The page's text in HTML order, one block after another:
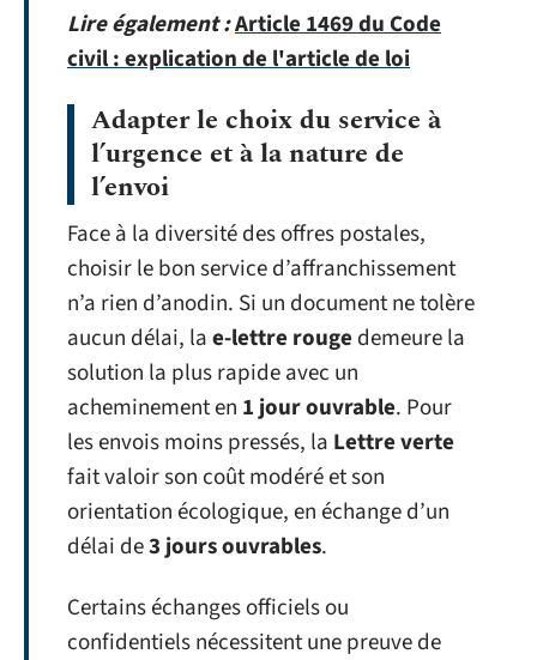
Lire également :Article 1469 du Code
civil : explication de l'article de loi
Adapter le choix du service à
l’urgence et à la nature de
l’envoi
Face à la diversité des offres postales,
choisir le bon service d’affranchissement
n’a rien d’anodin. Si un document ne tolère
aucun délai, lae-lettre rouge demeure la
solution la plus rapide avec un
acheminement en 1 jour ouvrable. Pour
les envois moins pressés, la Lettre verte
fait valoir son coût modéré et son
orientation écologique, en échange d’un
délai de3 jours ouvrables.
Certains échanges officiels ou
confidentiels nécessitent une preuve de